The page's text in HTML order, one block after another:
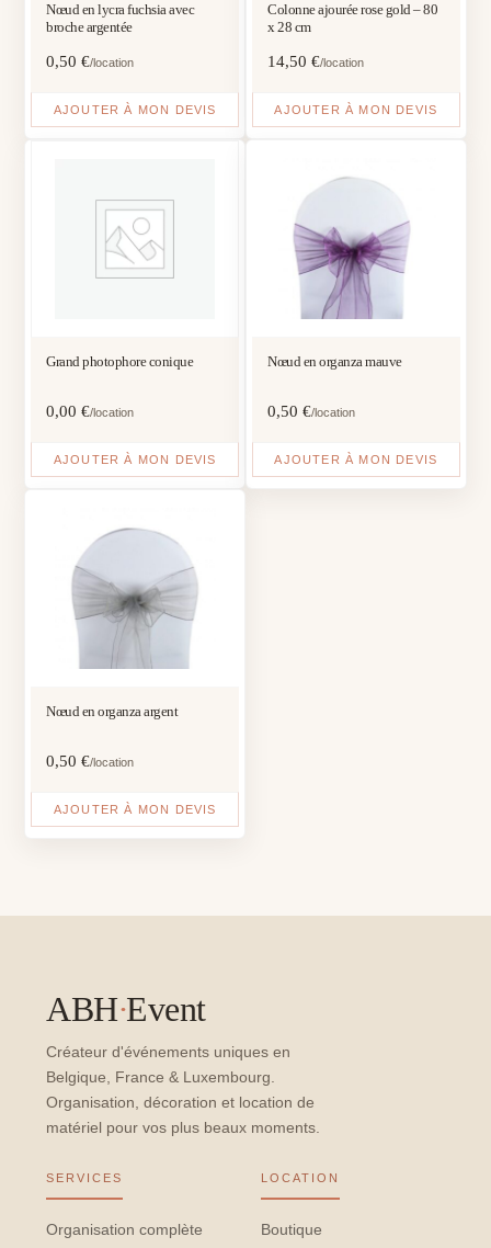
Nœud en lycra fuchsia avec
broche argentée
0,50€/location
AJOUTER À MON DEVIS
Colonne ajourée rose gold – 80
x 28 cm
14,50 €/location
AJOUTER À MON DEVIS
Grand photophore conique
0,00€/location
AJOUTER À MON DEVIS
Nœud en organza mauve
0,50 €/location
AJOUTER À MON DEVIS
Nœud en organza argent
0,50€/location
AJOUTER À MON DEVIS
ABH·Event
Créateur d'événements uniques en
Belgique, France & Luxembourg.
Organisation, décoration et location de
matériel pour vos plus beaux moments.
SERVICES
Organisation complète
LOCATION
Boutique